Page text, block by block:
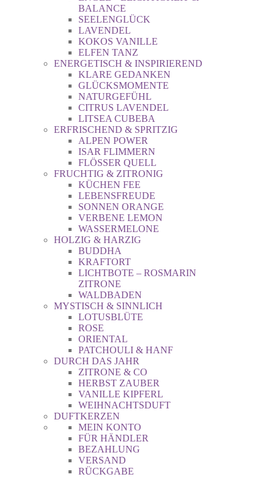
BALANCE
SEELENGLÜCK
LAVENDEL
KOKOS VANILLE
ELFEN TANZ
ENERGETISCH & INSPIRIEREND
KLARE GEDANKEN
GLÜCKSMOMENTE
NATURGEFÜHL
CITRUS LAVENDEL
LITSEA CUBEBA
ERFRISCHEND & SPRITZIG
ALPEN POWER
ISAR FLIMMERN
FLÖSSER QUELL
FRUCHTIG & ZITRONIG
KÜCHEN FEE
LEBENSFREUDE
SONNEN ORANGE
VERBENE LEMON
WASSERMELONE
HOLZIG & HARZIG
BUDDHA
KRAFTORT
LICHTBOTE – ROSMARIN
ZITRONE
WALDBADEN
MYSTISCH & SINNLICH
LOTUSBLÜTE
ROSE
ORIENTAL
PATCHOULI & HANF
DURCH DAS JAHR
ZITRONE & CO
HERBST ZAUBER
VANILLE KIPFERL
WEIHNACHTSDUFT
DUFTKERZEN
MEIN KONTO
FÜR HÄNDLER
BEZAHLUNG
VERSAND
RÜCKGABE